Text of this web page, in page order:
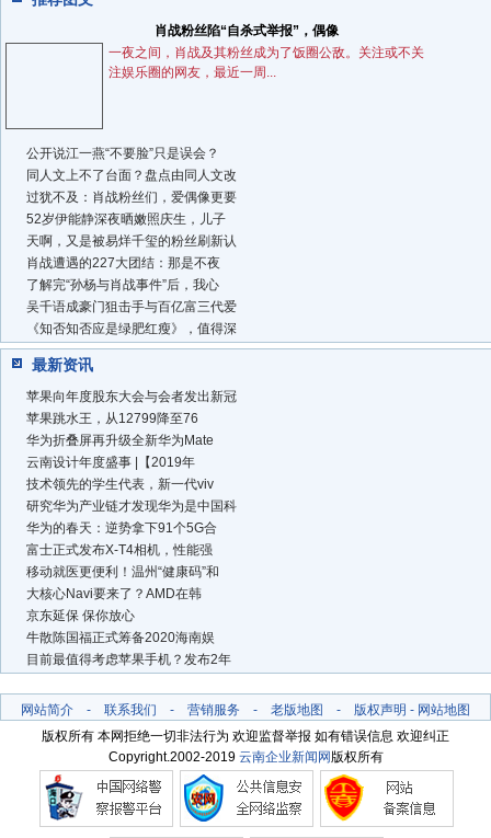
肖战粉丝陷“自杀式举报”，偶像
一夜之间，肖战及其粉丝成为了饭圈公敌。关注或不关
注娱乐圈的网友，最近一周...
公开说江一燕“不要脸”只是误会？
同人文上不了台面？盘点由同人文改
过犹不及：肖战粉丝们，爱偶像更要
52岁伊能静深夜晒嫩照庆生，儿子
天啊，又是被易烊千玺的粉丝刷新认
肖战遭遇的227大团结：那是不夜
了解完“孙杨与肖战事件”后，我心
吴千语成豪门狙击手与百亿富三代爱
《知否知否应是绿肥红瘦》，值得深
最新资讯
苹果向年度股东大会与会者发出新冠
苹果跳水王，从12799降至76
华为折叠屏再升级全新华为Mate
云南设计年度盛事 |【2019年
技术领先的学生代表，新一代viv
研究华为产业链才发现华为是中国科
华为的春天：逆势拿下91个5G合
富士正式发布X-T4相机，性能强
移动就医更便利！温州“健康码”和
大核心Navi要来了？AMD在韩
京东延保 保你放心
牛散陈国福正式筹备2020海南娱
目前最值得考虑苹果手机？发布2年
网站简介 - 联系我们 - 营销服务 - 老版地图 - 版权声明 - 网站地图
版权所有 本网拒绝一切非法行为 欢迎监督举报 如有错误信息 欢迎纠正
Copyright.2002-2019 云南企业新闻网版权所有